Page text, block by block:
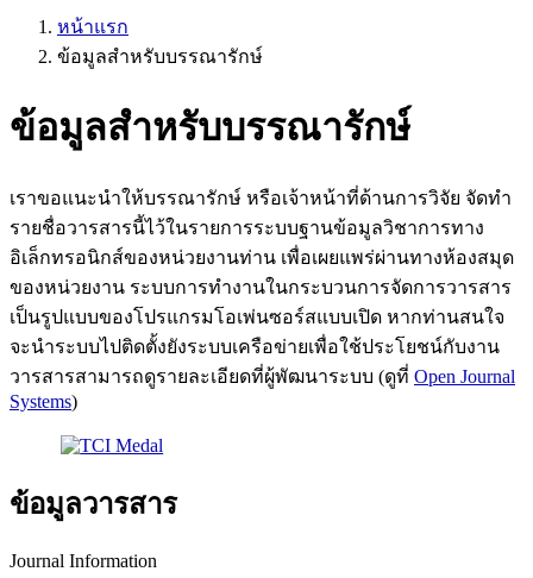
หน้าแรก
ข้อมูลสำหรับบรรณารักษ์
ข้อมูลสำหรับบรรณารักษ์
เราขอแนะนำให้บรรณารักษ์ หรือเจ้าหน้าที่ด้านการวิจัย จัดทำ
รายชื่อวารสารนี้ไว้ในรายการระบบฐานข้อมูลวิชาการทาง
อิเล็กทรอนิกส์ของหน่วยงานท่าน เพื่อเผยแพร่ผ่านทางห้องสมุด
ของหน่วยงาน ระบบการทำงานในกระบวนการจัดการวารสาร
เป็นรูปแบบของโปรแกรมโอเพ่นซอร์สแบบเปิด หากท่านสนใจ
จะนำระบบไปติดตั้งยังระบบเครือข่ายเพื่อใช้ประโยชน์กับงาน
วารสารสามารถดูรายละเอียดที่ผู้พัฒนาระบบ (ดูที่ Open Journal
Systems)
ข้อมูลวารสาร
Journal Information